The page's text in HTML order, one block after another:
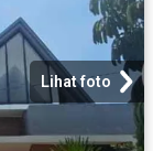
Lihat foto